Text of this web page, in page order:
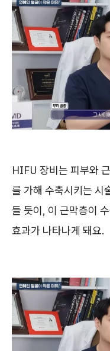
HIFU 장비는 피부와
를 가해 수축시키는 시
들 듯이, 이 근막층이
효과가 나타나게 돼요.